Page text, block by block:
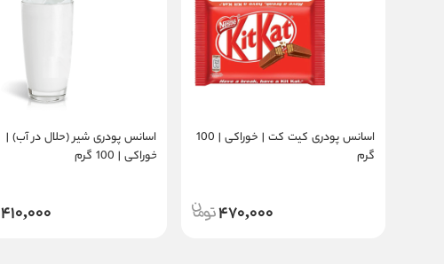
اسانس پودری کیت کت | خوراکی | 100
گرم
470,000
اسانس پودری شیر (حلال در آب) |
خوراکی | 100 گرم
410,000